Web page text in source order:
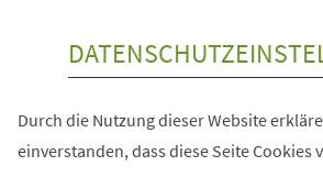
Durch die Nutzung dieser Website
einverstanden, dass diese Seite Cookies